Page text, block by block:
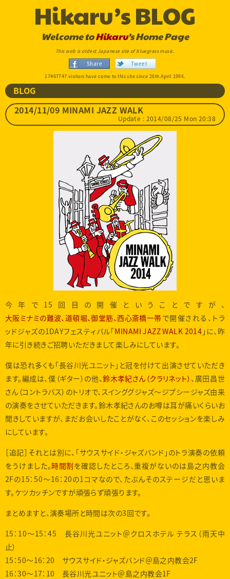
Hikaru’s BLOG
Welcome toHikaru’s Home Page
This web is oldest Japanese site of bluegrass music.
Share Tweet
17467747 visitors have come to this site since 26th April 1996.
BLOG
2014/11/09 MINAMI JAZZ WALK
Update : 2014/08/25 Mon 20:38
今年で15回目の開催ということですが、
大阪ミナミの難波、道頓堀、御堂筋、西心斎橋一帯で開催される、トラ
ッドジャズの1DAYフェスティバル「MINAMI JAZZ WALK 2014 」に、昨
年に引き続きご招聘いただきまして楽しみにしています。
僕は恐れ多くも「長谷川光ユニット」と冠を付けて出演させていただき
ます。編成は、僕（ギター）の他、鈴木孝紀さん（クラリネット） 、廣田昌世
さん（コントラバス）のトリオで、スインググジャズ〜ジプシージャズ由来
の演奏をさせていただきます。鈴木孝紀さんのお噂は耳が痛いくらいお
聞きしていますが、まだお会いしたことがなく、このセッションを楽しみ
にしています。
［追記］それとは別に、「サウスサイド・ジャズバンド」のトラ演奏の依頼
をうけました。時間割を確認したところ、重複がないのは島之内教会
2Fの15：50〜16：20の1コマなので、たぶんそのステージだと思いま
す。ケツカッチンですが頑張らず頑張ります。
まとめますと、演奏場所と時間は次の3回です。
15：10〜15：45 長谷川光ユニット＠クロスホテル テラス（雨天中
止）
15：50〜16：20 サウスサイド・ジャズバンド＠島之内教会2F
16：30〜17：10 長谷川光ユニット＠島之内教会1F